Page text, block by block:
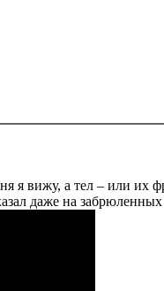
я вижу, а тел – или их
даже на забрюленных